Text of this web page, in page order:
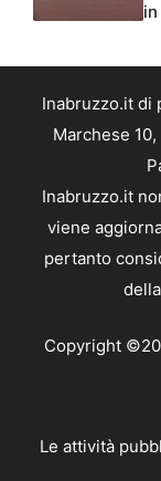
Inabruzzo.it di
Marchese
Inabruzzo.it
viene
pertanto
Copyright
Le attività